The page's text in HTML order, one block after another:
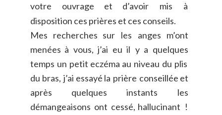
votre
ouvrage et d’avoir mis
à
disposition ces prières et ces conseils.
Mes recherches sur les anges m’ont
menées à vous, j’ai eu il y a quelques
temps un petit eczéma au niveau du plis
du bras, j’ai essayé la prière conseillée et
après
quelques instants
les
démangeaisons ont cessé, hallucinant !